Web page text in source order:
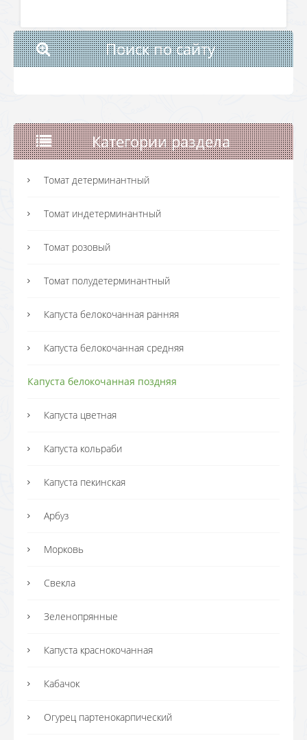
Поиск по сайту
Категории раздела
Томат детерминантный
Томат индетерминантный
Томат розовый
Томат полудетерминантный
Капуста белокочанная ранняя
Капуста белокочанная средняя
Капуста белокочанная поздняя
Капуста цветная
Капуста кольраби
Капуста пекинская
Арбуз
Морковь
Свекла
Зеленопрянные
Капуста краснокочанная
Кабачок
Огурец партенокарпический